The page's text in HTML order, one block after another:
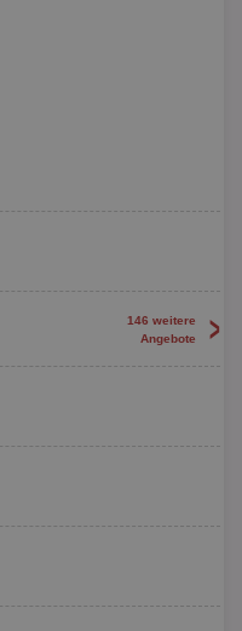
146 weitere
Angebote
>